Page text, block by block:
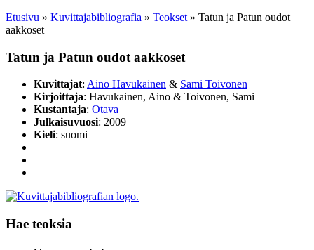
Etusivu » Kuvittaja­bibliografia » Teokset » Tatun ja Patun oudot
aakkoset
Tatun ja Patun oudot aakkoset
Kuvittajat: Aino Havukainen & Sami Toivonen
Kirjoittaja: Havukainen, Aino & Toivonen, Sami
Kustantaja: Otava
Julkaisuvuosi: 2009
Kieli: suomi
Hae teoksia